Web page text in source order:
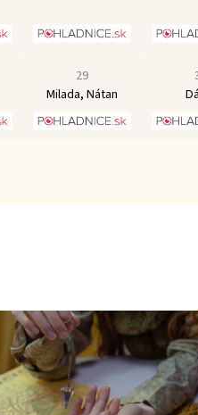
29
Milada, Nátan